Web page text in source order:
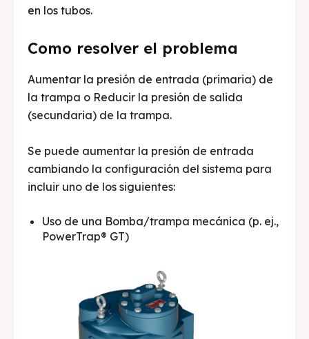
en los tubos.
Como resolver el problema
Aumentar la presión de entrada (primaria) de
la trampa o Reducir la presión de salida
(secundaria) de la trampa.
Se puede aumentar la presión de entrada
cambiando la configuración del sistema para
incluir uno de los siguientes:
Uso de una Bomba/trampa mecánica (p. ej.,
PowerTrap® GT)